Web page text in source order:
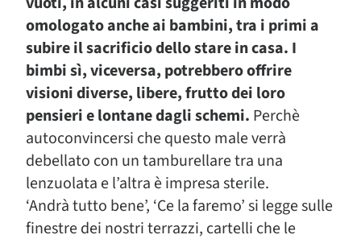
omologato anche ai bambini, tra i primi a
subire il sacrificio dello stare in casa. I
bimbi sì, viceversa, potrebbero offrire
visioni diverse, libere, frutto dei loro
pensieri e lontane dagli schemi. Perchè
autoconvincersi che questo male verrà
debellato con un tamburellare tra una
lenzuolata e l’altra è impresa sterile.
‘Andrà tutto bene’, ‘Ce la faremo’ si legge sulle
finestre dei nostri terrazzi, cartelli che le